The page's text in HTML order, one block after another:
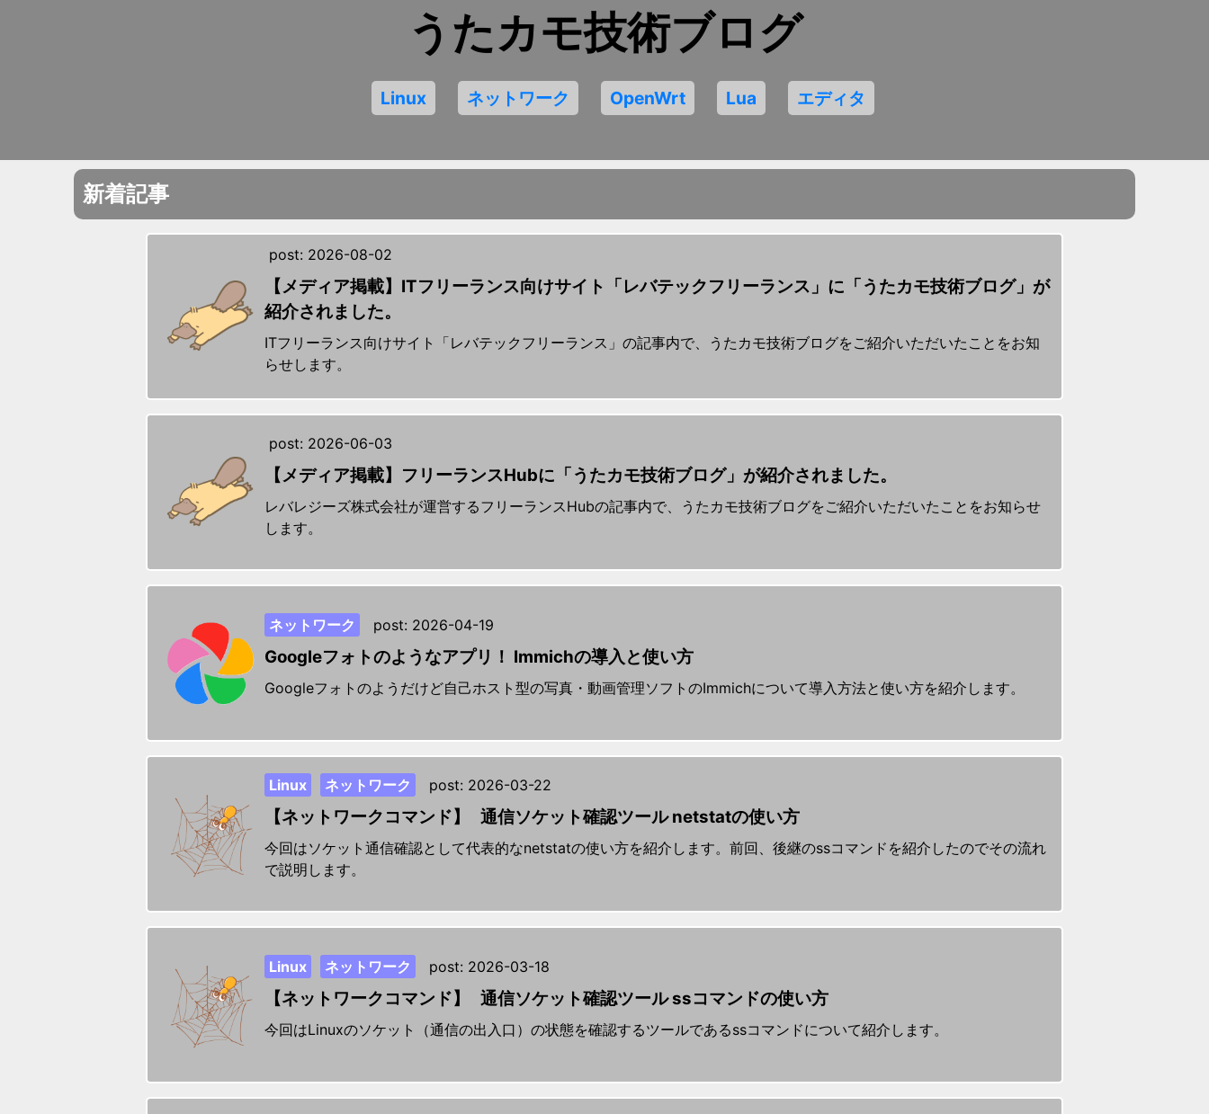
うたカモ技術ブログ
Linux ネットワーク OpenWrt Lua エディタ
新着記事
post: 2026-08-02
【メディア掲載】ITフリーランス向けサイト「レバテックフリーランス」に「うたカモ技術ブログ」が
紹介されました。
ITフリーランス向けサイト「レバテックフリーランス」の記事内で、うたカモ技術ブログをご紹介いただいたことをお知
らせします。
post: 2026-06-03
【メディア掲載】フリーランスHubに「うたカモ技術ブログ」が紹介されました。
レバレジーズ株式会社が運営するフリーランスHubの記事内で、うたカモ技術ブログをご紹介いただいたことをお知らせ
します。
ネットワーク post: 2026-04-19
Googleフォトのようなアプリ！ Immichの導入と使い方
Googleフォトのようだけど自己ホスト型の写真・動画管理ソフトのImmichについて導入方法と使い方を紹介します。
Linux ネットワーク post: 2026-03-22
【ネットワークコマンド】 通信ソケット確認ツール netstatの使い方
今回はソケット通信確認として代表的なnetstatの使い方を紹介します。前回、後継のssコマンドを紹介したのでその流れ
で説明します。
Linux ネットワーク post: 2026-03-18
【ネットワークコマンド】 通信ソケット確認ツール ssコマンドの使い方
今回はLinuxのソケット（通信の出入口）の状態を確認するツールであるssコマンドについて紹介します。